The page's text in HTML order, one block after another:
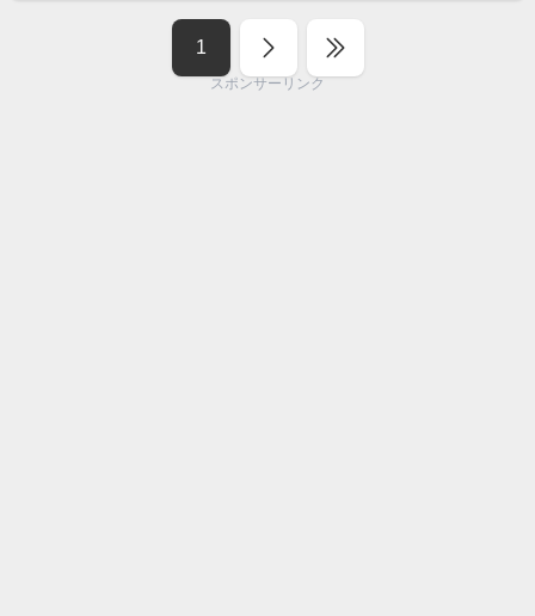
1
スポンサーリンク